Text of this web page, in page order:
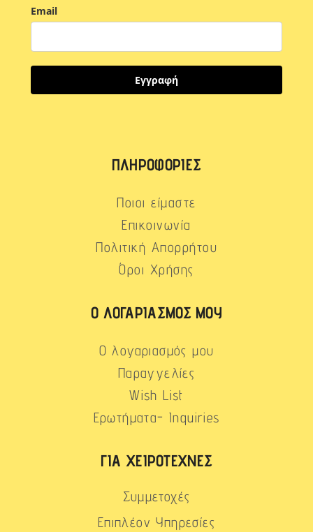
Email
Εγγραφή
ΠΛΗΡΟΦΟΡΊΕΣ
Ποιοι είμαστε
Επικοινωνία
Πολιτική Απορρήτου
Όροι Χρήσης
Ο ΛΟΓΑΡΙΑΣΜΌΣ ΜΟΥ
Ο λογαριασμός μου
Παραγγελίες
Wish List
Ερωτήματα- Inquiries
ΓΙΑ ΧΕΙΡΟΤΈΧΝΕΣ
Συμμετοχές
Επιπλέον Υπηρεσίες